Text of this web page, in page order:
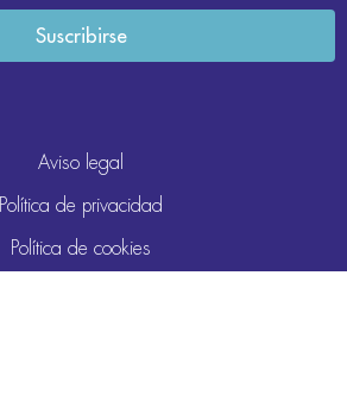
Aviso legal
Política de privacidad
Política de cookies